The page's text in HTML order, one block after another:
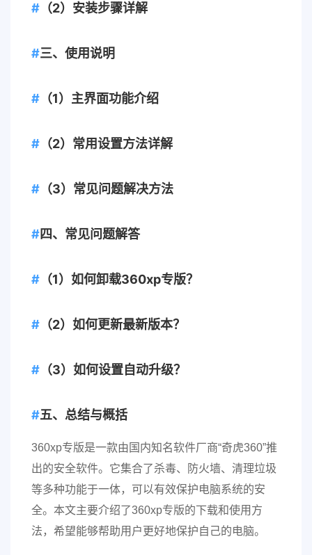
（2）安装步骤详解
三、使用说明
（1）主界面功能介绍
（2）常用设置方法详解
（3）常见问题解决方法
四、常见问题解答
（1）如何卸载360xp专版？
（2）如何更新最新版本？
（3）如何设置自动升级？
五、总结与概括
360xp专版是一款由国内知名软件厂商“奇虎360”推
出的安全软件。它集合了杀毒、防火墙、清理垃圾
等多种功能于一体，可以有效保护电脑系统的安
全。本文主要介绍了360xp专版的下载和使用方
法，希望能够帮助用户更好地保护自己的电脑。